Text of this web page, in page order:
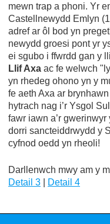
mewn trap a phoni. Yr
Castellnewydd Emlyn
adref ar ôl bod yn
newydd groesi pont yr
ei sgubo i ffwrdd gan y
Llif Axa ac fe welwch
yn rhedeg ohono yn y
fe aeth Axa ar
hytrach nag i’r Ysgol
fawr iawn a’r
dorri sancteiddrwydd y
cyfnod oedd yn rheoli!
Darllenwch mwy am y
Detail 3
Detail 4